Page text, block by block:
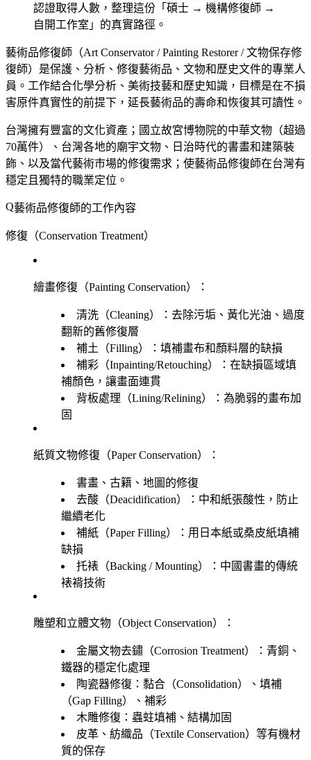
認證取得人數，整理這份「碩士 → 機構修復師 →
自開工作室」的真實路徑。
藝術品修復師（Art Conservator / Painting Restorer / 文物保存修
復師）是保護、分析、修復藝術品、文物和歷史文件的專業人
員。工作結合化學分析、美術技藝和歷史知識，目標是在不損
害原件真實性的前提下，延長藝術品的壽命和恢復其可讀性。
台灣擁有豐富的文化資產；國立故宮博物院的中華文物（超過
70萬件）、台灣各地的廟宇文物、日治時代的書畫和建築裝
飾、以及當代藝術市場的修復需求；使藝術品修復師在台灣有
穩定且獨特的職業定位。
藝術品修復師的工作內容
修復（Conservation Treatment）
繪畫修復（Painting Conservation）：
清洗（Cleaning）：去除污垢、黃化光油、過度
翻新的舊修復層
補土（Filling）：填補畫布和顏料層的缺損
補彩（Inpainting/Retouching）：在缺損區域填
補顏色，讓畫面連貫
背板處理（Lining/Relining）：為脆弱的畫布加
固
紙質文物修復（Paper Conservation）：
書畫、古籍、地圖的修復
去酸（Deacidification）：中和紙張酸性，防止
繼續老化
補紙（Paper Filling）：用日本紙或桑皮紙填補
缺損
托裱（Backing / Mounting）：中國書畫的傳統
裱褙技術
雕塑和立體文物（Object Conservation）：
金屬文物去鏽（Corrosion Treatment）：青銅、
鐵器的穩定化處理
陶瓷器修復：黏合（Consolidation）、填補
（Gap Filling）、補彩
木雕修復：蟲蛀填補、結構加固
皮革、紡織品（Textile Conservation）等有機材
質的保存